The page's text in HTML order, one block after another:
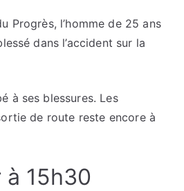
Progrès, l’homme de 25 ans
dans l’accident sur la
à ses blessures. Les
de route reste encore à
15h30